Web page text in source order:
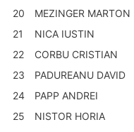
20
MEZINGER MARTON
21
NICA IUSTIN
22
CORBU CRISTIAN
23
PADUREANU DAVID
24
PAPP ANDREI
25
NISTOR HORIA